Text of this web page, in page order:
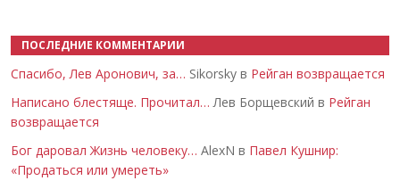
ПОСЛЕДНИЕ КОММЕНТАРИИ
Спасибо, Лев Аронович, за… Sikorsky в Рейган возвращается
Написано блестяще. Прочитал… Лев Борщевский в Рейган
возвращается
Бог даровал Жизнь человеку… AlexN в Павел Кушнир:
«Продаться или умереть»